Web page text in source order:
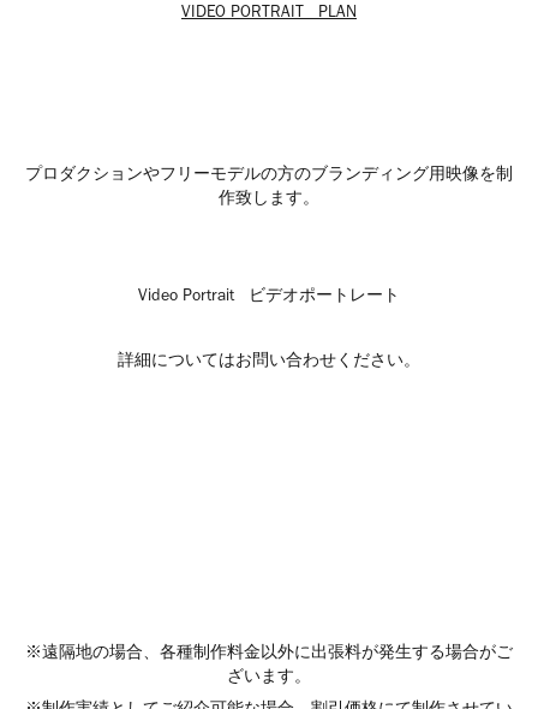
VIDEO PORTRAIT PLAN
プロダクションやフリーモデルの方のブランディング用映像を制
作致します。
Video Portrait ビデオポートレート
詳細についてはお問い合わせください。
※遠隔地の場合、各種制作料金以外に出張料が発生する場合がご
ざいます。